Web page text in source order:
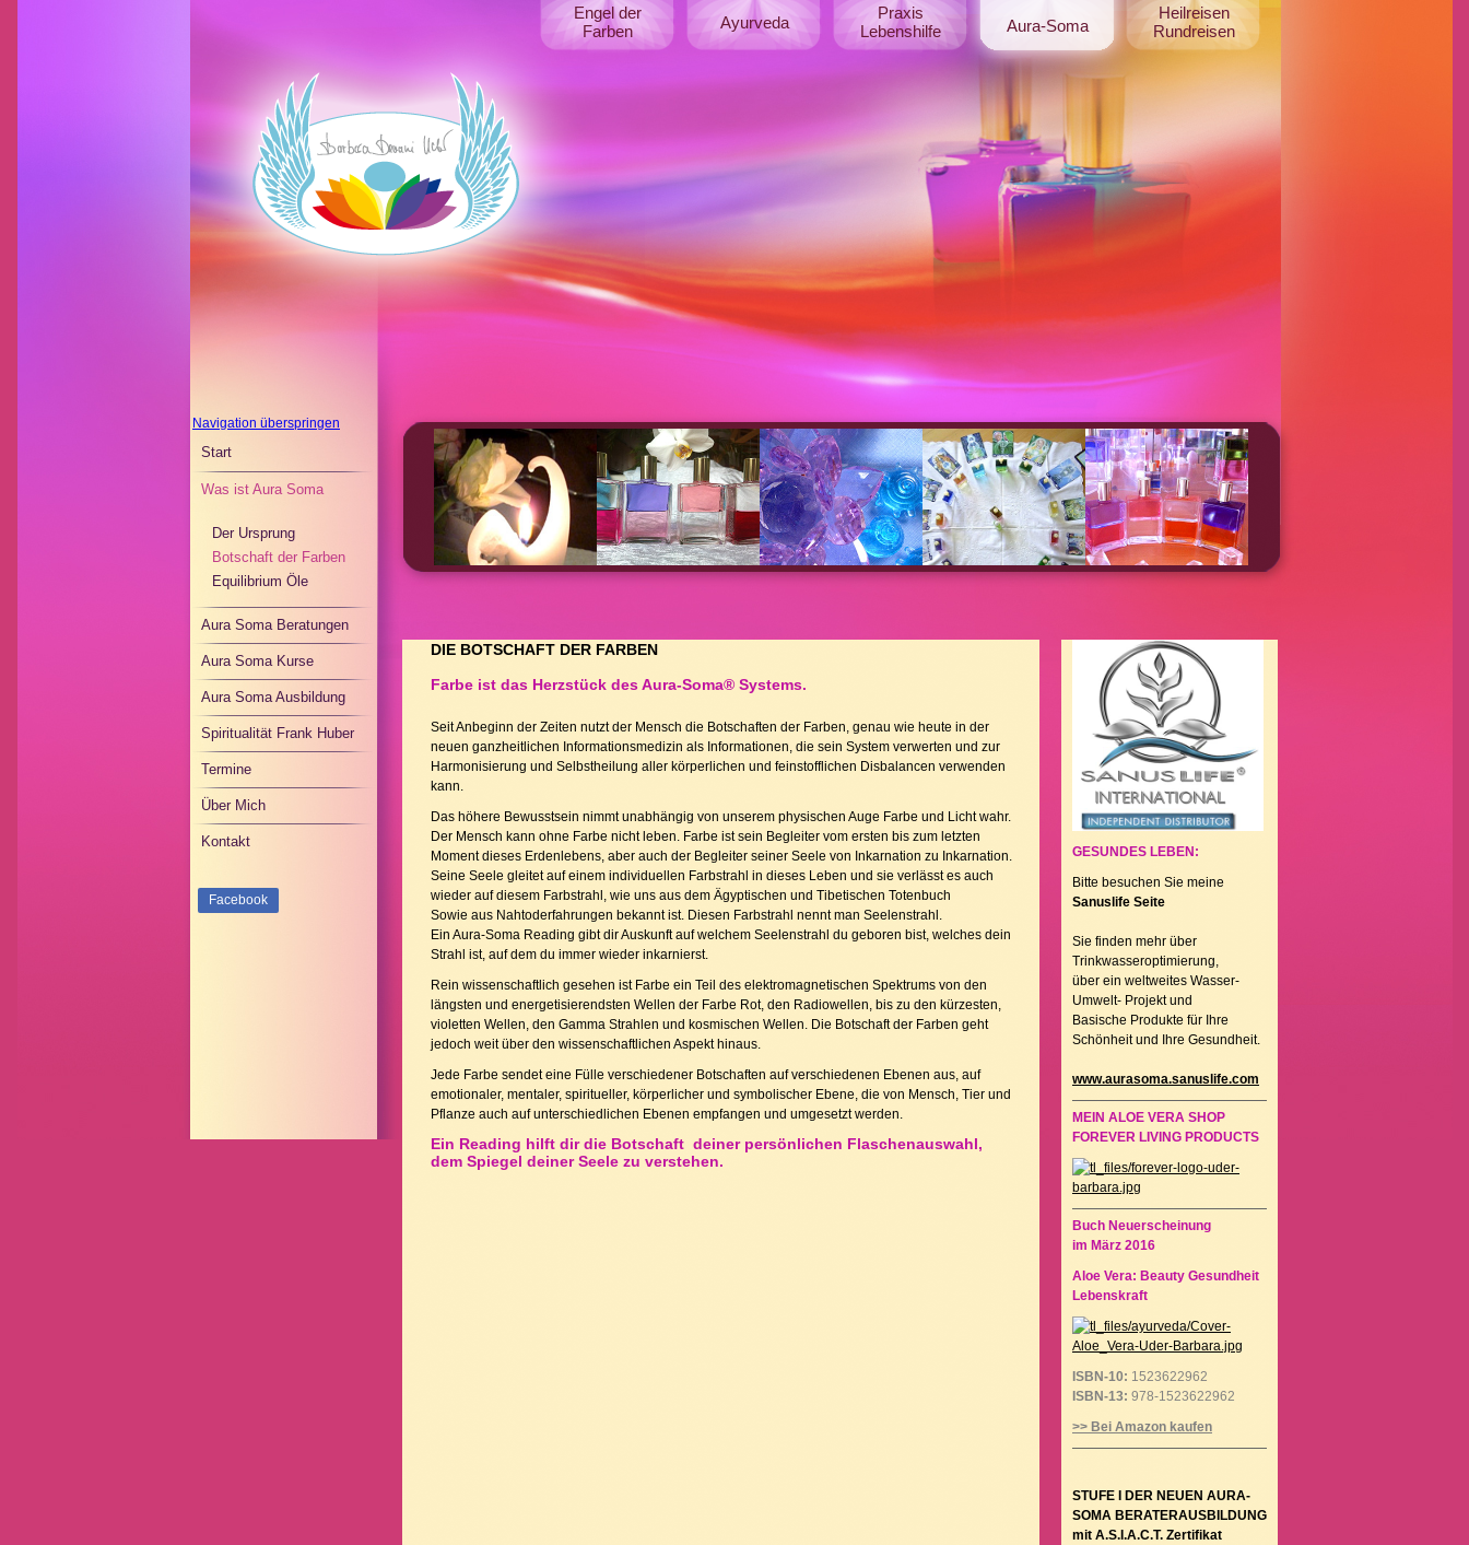
Engel der
Farben
Ayurveda
Praxis
Lebenshilfe
Aura-Soma
Heilreisen
Rundreisen
Navigation überspringen
Start
Was ist Aura Soma
Der Ursprung
Botschaft der Farben
Equilibrium Öle
Aura Soma Beratungen
Aura Soma Kurse
Aura Soma Ausbildung
Spiritualität Frank Huber
Termine
Über Mich
Kontakt
Facebook
DIE BOTSCHAFT DER FARBEN
Farbe ist das Herzstück des Aura-Soma® Systems.
Seit Anbeginn der Zeiten nutzt der Mensch die Botschaften der Farben, genau wie heute in der
neuen ganzheitlichen Informationsmedizin als Informationen, die sein System verwerten und zur
Harmonisierung und Selbstheilung aller körperlichen und feinstofflichen Disbalancen verwenden
kann.
Das höhere Bewusstsein nimmt unabhängig von unserem physischen Auge Farbe und Licht wahr.
Der Mensch kann ohne Farbe nicht leben. Farbe ist sein Begleiter vom ersten bis zum letzten
Moment dieses Erdenlebens, aber auch der Begleiter seiner Seele von Inkarnation zu Inkarnation.
Seine Seele gleitet auf einem individuellen Farbstrahl in dieses Leben und sie verlässt es auch
wieder auf diesem Farbstrahl, wie uns aus dem Ägyptischen und Tibetischen Totenbuch
Sowie aus Nahtoderfahrungen bekannt ist. Diesen Farbstrahl nennt man Seelenstrahl.
Ein Aura-Soma Reading gibt dir Auskunft auf welchem Seelenstrahl du geboren bist, welches dein
Strahl ist, auf dem du immer wieder inkarnierst.
Rein wissenschaftlich gesehen ist Farbe ein Teil des elektromagnetischen Spektrums von den
längsten und energetisierendsten Wellen der Farbe Rot, den Radiowellen, bis zu den kürzesten,
violetten Wellen, den Gamma Strahlen und kosmischen Wellen. Die Botschaft der Farben geht
jedoch weit über den wissenschaftlichen Aspekt hinaus.
Jede Farbe sendet eine Fülle verschiedener Botschaften auf verschiedenen Ebenen aus, auf
emotionaler, mentaler, spiritueller, körperlicher und symbolischer Ebene, die von Mensch, Tier und
Pflanze auch auf unterschiedlichen Ebenen empfangen und umgesetzt werden.
Ein Reading hilft dir die Botschaft deiner persönlichen Flaschenauswahl,
dem Spiegel deiner Seele zu verstehen.
GESUNDES LEBEN:
Bitte besuchen Sie meine
Sanuslife Seite
Sie finden mehr über
Trinkwasseroptimierung,
über ein weltweites Wasser-
Umwelt- Projekt und
Basische Produkte für Ihre
Schönheit und Ihre Gesundheit.
www.aurasoma.sanuslife.com
MEIN ALOE VERA SHOP
FOREVER LIVING PRODUCTS
Buch Neuerscheinung
im März 2016
Aloe Vera: Beauty Gesundheit
Lebenskraft
ISBN-10: 1523622962
ISBN-13: 978-1523622962
>> Bei Amazon kaufen
STUFE I DER NEUEN AURA-
SOMA BERATERAUSBILDUNG
mit A.S.I.A.C.T. Zertifikat